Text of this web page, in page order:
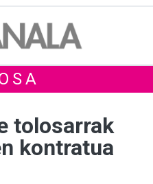
tolosarrak
kontratua